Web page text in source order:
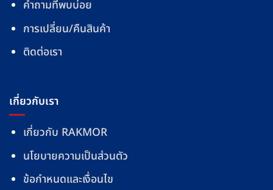
คำถามที่พบบ่อย
การเปลี่ยน/คืนสินค้า
ติดต่อเรา
เกี่ยวกับเรา
เกี่ยวกับ RAKMOR
นโยบายความเป็นส่วนตัว
ข้อกำหนดและเงื่อนไข